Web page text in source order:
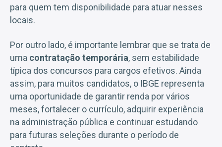
para quem tem disponibilidade para atuar nesses
locais.
Por outro lado, é importante lembrar que se trata de
uma contratação temporária, sem estabilidade
típica dos concursos para cargos efetivos. Ainda
assim, para muitos candidatos, o IBGE representa
uma oportunidade de garantir renda por vários
meses, fortalecer o currículo, adquirir experiência
na administração pública e continuar estudando
para futuras seleções durante o período de